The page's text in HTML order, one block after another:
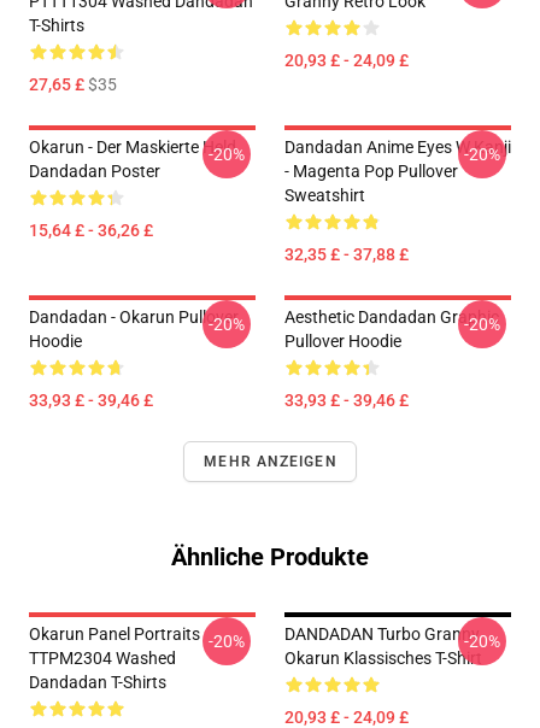
T-Shirts
27,65 £$35
20,93 £ - 24,09 £
Okarun - Der Maskierte Held
Dandadan Poster
15,64 £ - 36,26 £
-20%
Dandadan Anime Eyes W Kanji
- Magenta Pop Pullover
Sweatshirt
32,35 £ - 37,88 £
-20%
Dandadan - Okarun Pullover
Hoodie
33,93 £ - 39,46 £
-20%
Aesthetic Dandadan Graphic
Pullover Hoodie
33,93 £ - 39,46 £
-20%
MEHR ANZEIGEN
Ähnliche Produkte
Okarun Panel Portraits
TTPM2304 Washed
Dandadan T-Shirts
-20%
DANDADAN Turbo Granny
Okarun Klassisches T-Shirt
20,93 £ - 24,09 £
-20%